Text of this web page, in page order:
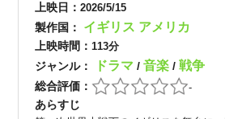
上映日：2026/5/15
製作国： イギリス アメリカ
上映時間： 113分
ジャンル： ドラマ/音楽/戦争
総合評価： -
あらすじ